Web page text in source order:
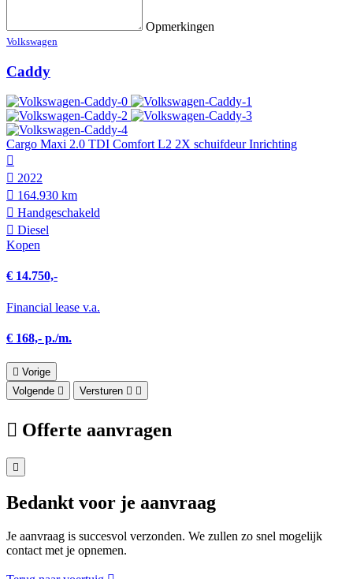
Opmerkingen
Volkswagen
Caddy
Cargo Maxi 2.0 TDI Comfort L2 2X schuifdeur Inrichting
2022
164.930 km
Hand­geschakeld
Diesel
Kopen
€ 14.750,-
Financial lease v.a.
€ 168,- p./m.
Vorige
Volgende
Versturen
Offerte aanvragen
Bedankt voor je aanvraag
Je aanvraag is succesvol verzonden. We zullen zo snel mogelijk
contact met je opnemen.